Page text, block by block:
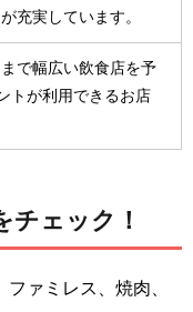
充実しています。
で幅広い飲食店を予
トが利用できるお店
チェック！
ァミレス、焼肉、